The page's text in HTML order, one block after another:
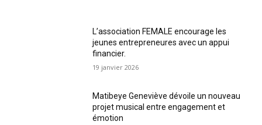
L’association FEMALE encourage les
jeunes entrepreneures avec un appui
financier.
19 janvier 2026
Matibeye Geneviève dévoile un nouveau
projet musical entre engagement et
émotion